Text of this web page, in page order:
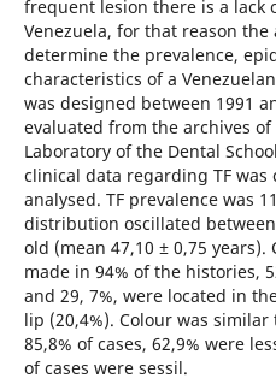
frequent lesion there is a lack
Venezuela, for that reason
determine the prevalence,
characteristics of a
was designed between 1991
evaluated from the archives
Laboratory of the Dental
clinical data regarding TF
analysed. TF prevalence was
distribution oscillated
old (mean 47,10 ± 0,75 years).
made in 94% of the histories,
and 29, 7%, were located in
lip (20,4%). Colour was
85,8% of cases, 62,9% were
of cases were sessil.